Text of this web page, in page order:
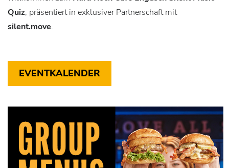
Quiz, präsentiert in exklusiver Partnerschaft mit
silent.move.
EVENTKALENDER